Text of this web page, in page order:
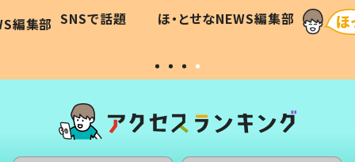
編集部
作り続ける理由とは #令和の親
#令和の子
SNSで話題 ほ・とせなNEWS編集部 「涙が
い」